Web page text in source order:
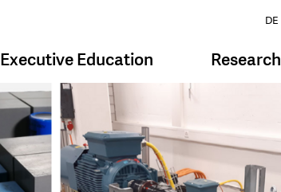
DE
Executive Education Research